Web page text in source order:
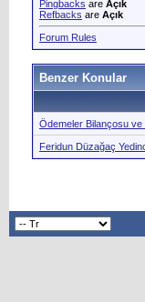
Pingbacks are Açık
Refbacks are Açık
Forum Rules
Benzer Konular
Ödemeler Bilançosu ve
Feridun Düzağaç